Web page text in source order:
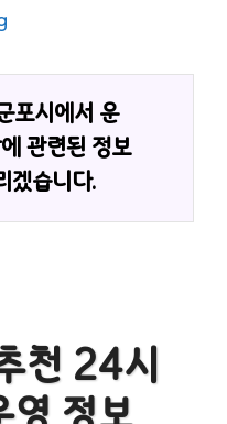
포시에서 운
관련된 정보
겠습니다.
천 24시